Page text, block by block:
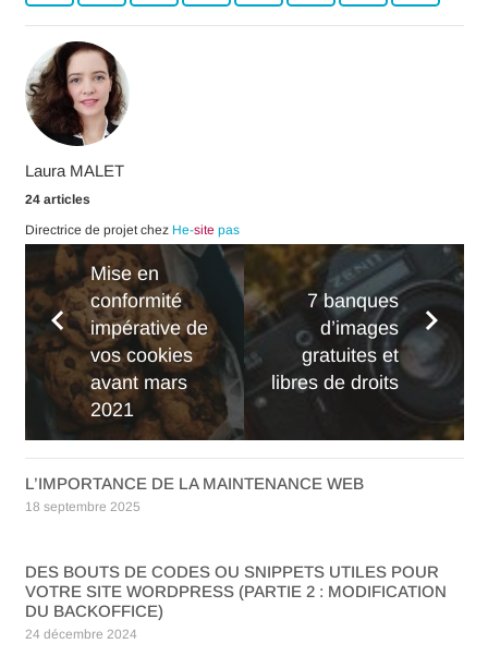
Laura MALET
24 articles
Directrice de projet chez He-site pas
Mise en
conformité
impérative de
vos cookies
avant mars
2021
7 banques
d’images
gratuites et
libres de droits
L’IMPORTANCE DE LA MAINTENANCE WEB
18 septembre 2025
DES BOUTS DE CODES OU SNIPPETS UTILES POUR
VOTRE SITE WORDPRESS (PARTIE 2 : MODIFICATION
DU BACKOFFICE)
24 décembre 2024